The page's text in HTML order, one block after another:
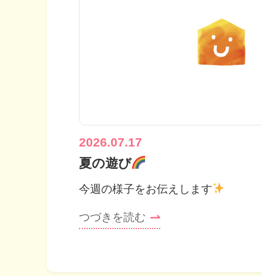
2026.07.17
夏の遊び
今週の様子をお伝えします
つづきを読む